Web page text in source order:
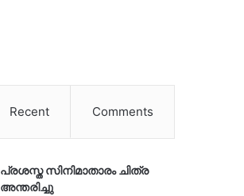
Recent Comments
പ്രശസ്ത സിനിമാതാരം ചിത്ര
അന്തരിച്ചു